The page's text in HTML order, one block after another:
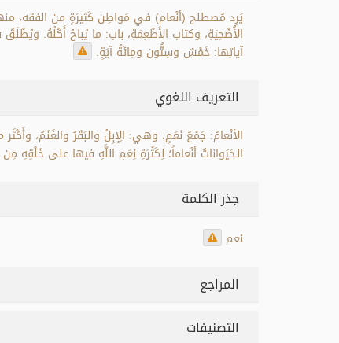
يَرِد مُصطلح (أنْعام) في مَواطِن كَثيرَةٍ من الفقه،
الأُضْحِيَةِ، وكتاب الأَطْعِمَةِ، باب: ما يُباحُ أَكْلُهُ.
آياتِها: خَمْسٌ وسِتُّون ومِائَةُ آيَةٍ.
التعريف اللغوي
الأنْعامُ: جَمْعُ نَعَمٍ، وهي: الِإبِلُ والبَقَرُ والغَنَمُ،
الـحَيَواناتُ أنْعاماً؛ لِكَثْرَةِ نِعَمِ اللَّهِ فيها على خَلْقِهِ
جذر الكلمة
نعم
المراجع
التصنيفات